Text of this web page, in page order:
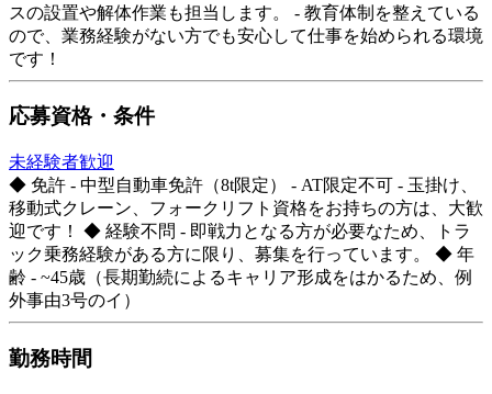
スの設置や解体作業も担当します。 - 教育体制を整えている
ので、業務経験がない方でも安心して仕事を始められる環境
です！
応募資格・条件
未経験者歓迎
◆ 免許 - 中型自動車免許（8t限定） - AT限定不可 - 玉掛け、
移動式クレーン、フォークリフト資格をお持ちの方は、大歓
迎です！ ◆ 経験不問 - 即戦力となる方が必要なため、トラ
ック乗務経験がある方に限り、募集を行っています。 ◆ 年
齢 - ~45歳（長期勤続によるキャリア形成をはかるため、例
外事由3号のイ）
勤務時間